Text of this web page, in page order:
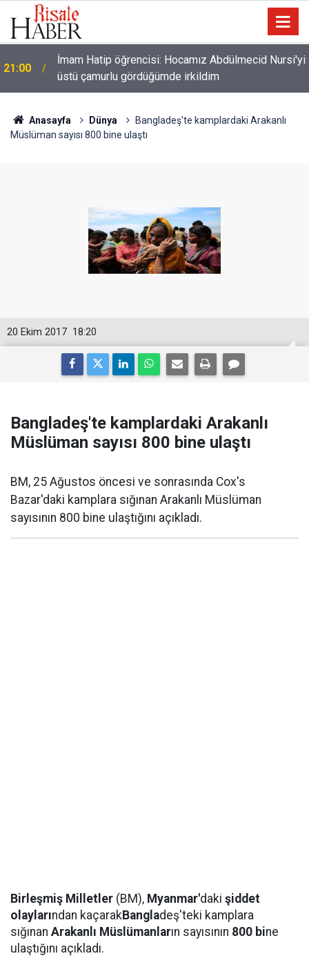
20:00
Filistin Konvoyu'na katılan Fransız aktivist
Müslüman oldu
Anasayfa Dünya
Bangladeş'te kamplardaki Arakanlı
Müslüman sayısı 800 bine ulaştı
18:20
20 Ekim 2017
Bangladeş'te kamplardaki Arakanlı
Müslüman sayısı 800 bine ulaştı
BM, 25 Ağustos öncesi ve sonrasında Cox's
Bazar'daki kamplara sığınan Arakanlı Müslüman
sayısının 800 bine ulaştığını açıkladı.
Birleşmiş Milletler (BM), Myanmar'daki şiddet
olaylarından kaçarakBangladeş'teki kamplara
sığınan Arakanlı Müslüman ların sayısının 800 bine
ulaştığını açıkladı.